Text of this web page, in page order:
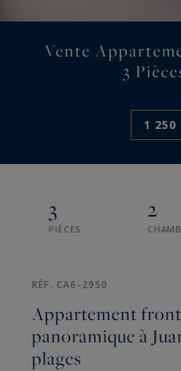
Vente
3
1 250
3
PIÈCES
2
RÉF. CA6-2950
Appartement front
panoramique à
plages